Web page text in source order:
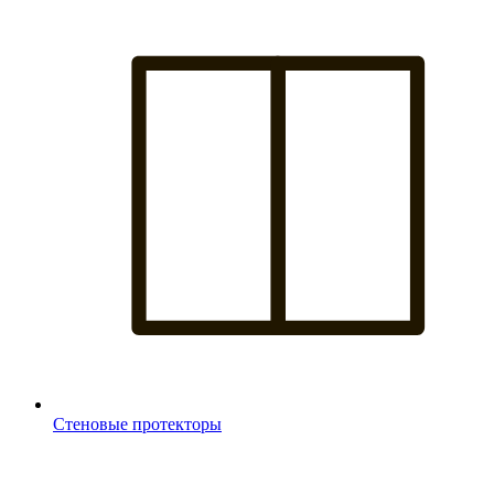
Стеновые протекторы